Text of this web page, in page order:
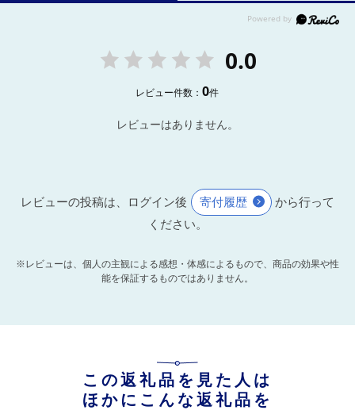
0.0
レビュー件数：0件
レビューはありません。
レビューの投稿は、ログイン後 寄付履歴
から行って
ください。
※レビューは、個人の主観による感想・体感によるもので、商品の効果や性
能を保証するものではありません。
この返礼品を見た人は
ほかにこんな返礼品を